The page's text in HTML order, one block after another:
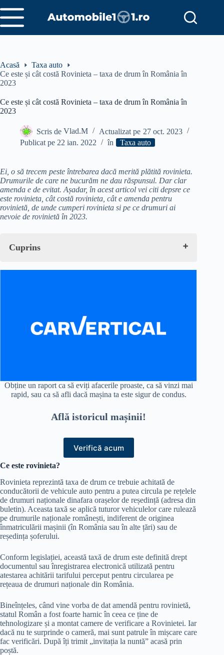
la
conținut
Acasă
Taxa auto
Ce este și cât costă Rovinieta – taxa de drum în România în
2023
Ce este și cât costă Rovinieta – taxa de drum în România în
2023
Scris de Vlad.M Actualizat pe 27 oct. 2023
Publicat pe 22 ian. 2022 în Taxa auto
Ei, o să trecem peste întrebarea dacă merită plătită rovinieta.
Drumurile de care ne bucurăm ne dau răspunsul. Dar clar
amenda e de evitat. Așadar, în acest articol vei citi depsre ce
este rovinieta, cât costă rovinieta, cât e amenda pentru
rovinietă, de unde cumperi rovinieta si pe ce drumuri ai
nevoie de rovinietă în 2023.
Cuprins
Calculator online rovinietă
Pe ce drumuri trebuie rovinietă? Când și unde ai nevoie
drum?
Schimbare număr rovinietă – ce trebuie să faci când îți
schimbi numărul de înmatriculare și nu vrei să pierzi
Obține un raport ca să eviți afacerile proaste, ca să vinzi mai
rapid, sau ca să afli dacă mașina ta este sigur de condus.
Află istoricul mașinii!
Verifică acum
Ce este rovinieta?
Rovinieta reprezintă taxa de drum ce trebuie achitată de
conducătorii de vehicule auto pentru a putea circula pe rețelele
de drumuri naționale dinafara orașelor de reședință (adresa din
buletin). Aceasta taxă se aplică tuturor vehiculelor care rulează
pe drumurile naționale românești, indiferent de originea
înmatriculării mașinii (în România sau în alte țări) sau de
reședința șoferului.
Conform legislației, această taxă de drum este definită drept
documentul sau înregistrarea electronică utilizată pentru
atestarea achitării tarifului perceput pentru circularea pe
rețeaua de drumuri naționale din România.
Bineînțeles, când vine vorba de dat amendă pentru rovinietă,
statul Român a fost foarte harnic în ceea ce ține de
tehnologizare și a montat camere de verificare a Rovinietei. Iar
dacă nu te surprinde o cameră, mai sunt patrule în mișcare care
fac verificări. După îți trimit „invitația la nuntă” acasă prin
poștă.